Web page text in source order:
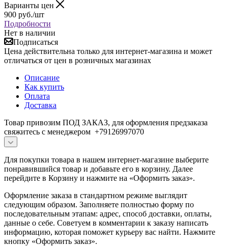
Варианты цен
900 руб./шт
Подробности
Нет в наличии
Подписаться
Цена действительна только для интернет-магазина и может
отличаться от цен в розничных магазинах
Описание
Как купить
Оплата
Доставка
Товар привозим ПОД ЗАКАЗ, для оформления предзаказа
свяжитесь с менеджером +79126997070
Для покупки товара в нашем интернет-магазине выберите
понравившийся товар и добавьте его в корзину. Далее
перейдите в Корзину и нажмите на «Оформить заказ».
Оформление заказа в стандартном режиме выглядит
следующим образом. Заполняете полностью форму по
последовательным этапам: адрес, способ доставки, оплаты,
данные о себе. Советуем в комментарии к заказу написать
информацию, которая поможет курьеру вас найти. Нажмите
кнопку «Оформить заказ».